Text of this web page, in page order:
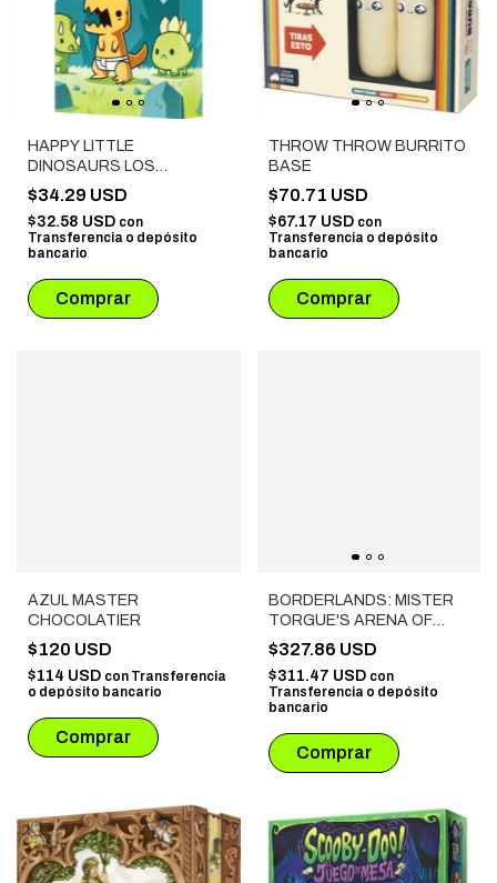
HAPPY LITTLE
DINOSAURS LOS
PELIGROS DE LA
PUBERTAD
$34.29 USD
$32.58 USD con
Transferencia o depósito
bancario
THROW THROW BURRITO
BASE
$70.71 USD
$67.17 USD con
Transferencia o depósito
bancario
AZUL MASTER
CHOCOLATIER
$120 USD
$114 USD con Transferencia
o depósito bancario
BORDERLANDS: MISTER
TORGUE'S ARENA OF
BADASSERY (ESPAÑOL)
$327.86 USD
$311.47 USD con
Transferencia o depósito
bancario